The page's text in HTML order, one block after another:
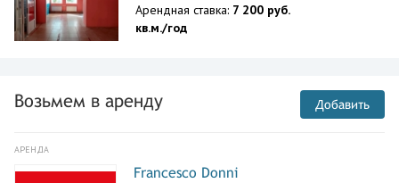
Арендная ставка: 7 200 руб.
кв.м./год
Возьмем в аренду Добавить
АРЕНДА
Francesco Donni